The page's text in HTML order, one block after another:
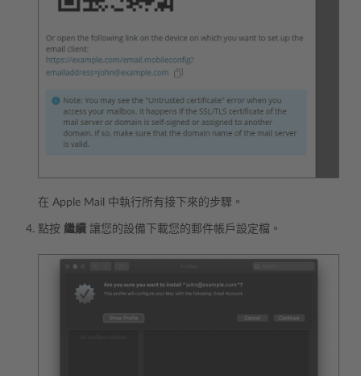
在 Apple Mail 中執行所有接下來的步驟。
點按 繼續 讓您的設備下載您的郵件帳戶設定檔。